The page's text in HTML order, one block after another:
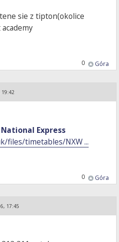
sie z tipton(okolice
Góra
0
National Express
files/timetables/NXW ...
Góra
0
17:45